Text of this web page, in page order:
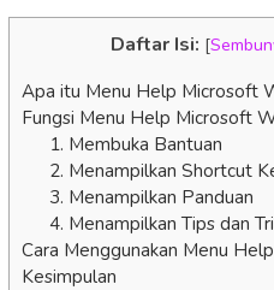
Daftar Isi: [
Apa itu Menu Help Microsoft
Fungsi Menu Help Microsoft
1. Membuka Bantuan
2. Menampilkan Shortcut
3. Menampilkan Panduan
4. Menampilkan Tips dan
Cara Menggunakan Menu
Kesimpulan